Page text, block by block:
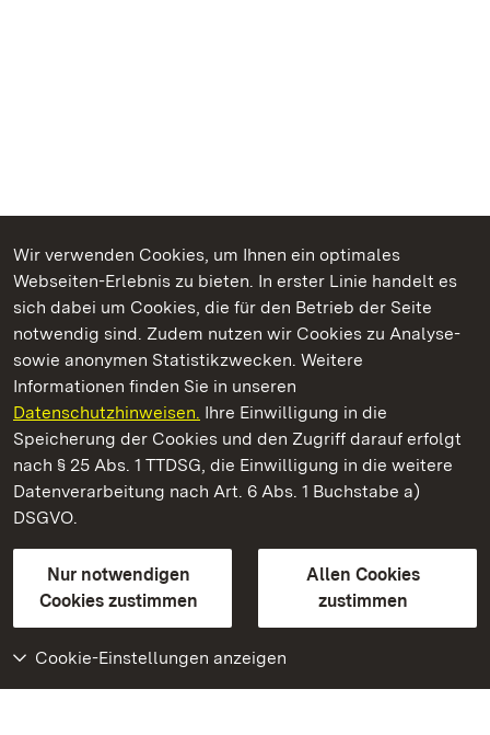
Wir verwenden Cookies, um Ihnen ein optimales
Webseiten-Erlebnis zu bieten. In erster Linie handelt es
sich dabei um Cookies, die für den Betrieb der Seite
notwendig sind. Zudem nutzen wir Cookies zu Analyse-
sowie anonymen Statistikzwecken. Weitere
Informationen finden Sie in unseren
Datenschutzhinweisen. Ihre Einwilligung in die
Speicherung der Cookies und den Zugriff darauf erfolgt
nach § 25 Abs. 1 TTDSG, die Einwilligung in die weitere
Datenverarbeitung nach Art. 6 Abs. 1 Buchstabe a)
DSGVO.
Nur notwendigen
Cookies zustimmen
Allen Cookies
zustimmen
Cookie-Einstellungen anzeigen
Kommen. Staunen. Genießen.
Kloster Grosscomburg
Staatliche Schlösser und Gärten Baden-Württemberg
Kontakt
GebärdenspracheLeichte Sprache
Erklärung zur Barrierefreiheit
BITV-konform (geprüfte Seiten)
Weiteres